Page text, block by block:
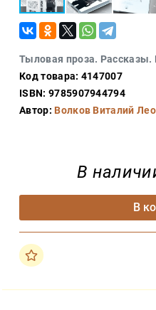
Тыловая проза. Рассказы.
Код товара: 4147007
ISBN: 9785907944794
Автор: Волков Виталий
В
В
Туризм
Разное
Кухня,
кулинария
Закон
Контакты
Мероприятия